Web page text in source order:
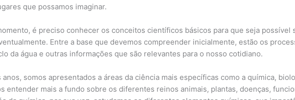
que possamos imaginar.
é preciso conhecer os conceitos científicos básicos para que seja possível
Entre a base que devemos compreender inicialmente, estão os
da água e outras informações que são relevantes para o nosso cotidiano.
anos, somos apresentados a áreas da ciência mais específicas como a química,
entender mais a fundo sobre os diferentes reinos animais, plantas, doenças,